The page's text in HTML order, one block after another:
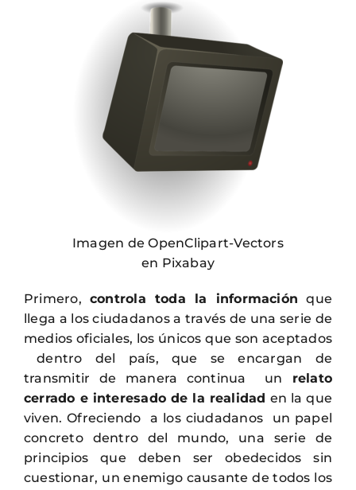
Imagen de OpenClipart-Vectors
en Pixabay
Primero, controla toda la información que
llega a los ciudadanos a través de una serie de
medios oficiales, los únicos que son aceptados
dentro del país, que se encargan de
transmitir de manera continua un relato
cerrado e interesado de la realidad en la que
viven. Ofreciendo a los ciudadanos un papel
concreto dentro del mundo, una serie de
principios que deben ser obedecidos sin
cuestionar, un enemigo causante de todos los